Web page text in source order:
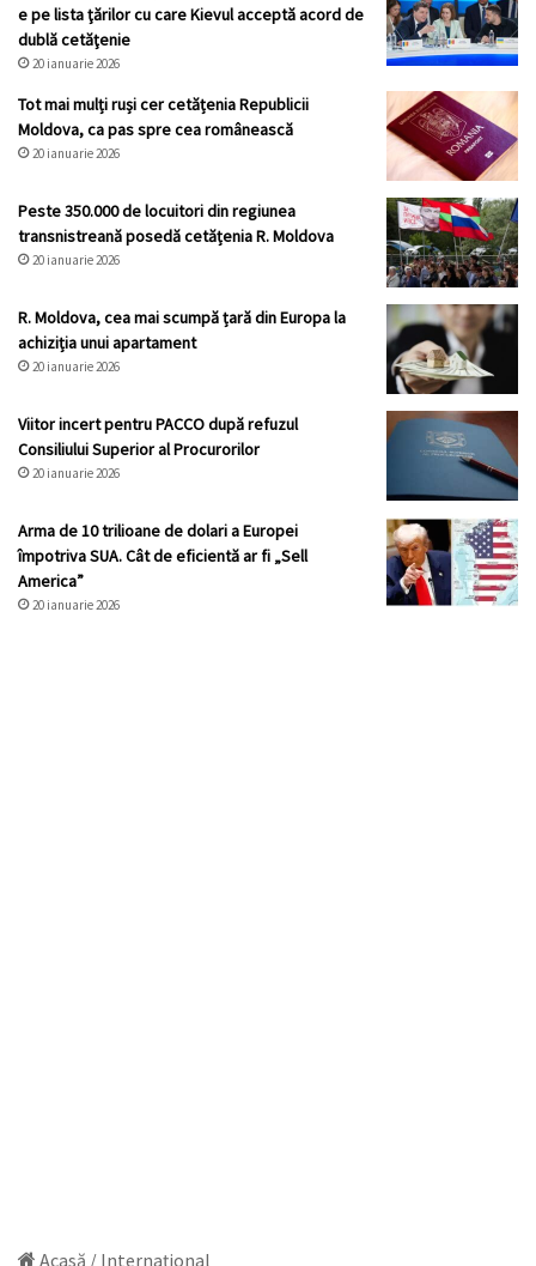
e pe lista ţărilor cu care Kievul acceptă acord de
dublă cetăţenie
20 ianuarie 2026
Tot mai mulți ruși cer cetățenia Republicii
Moldova, ca pas spre cea românească
20 ianuarie 2026
Peste 350.000 de locuitori din regiunea
transnistreană posedă cetățenia R. Moldova
20 ianuarie 2026
R. Moldova, cea mai scumpă țară din Europa la
achiziția unui apartament
20 ianuarie 2026
Viitor incert pentru PACCO după refuzul
Consiliului Superior al Procurorilor
20 ianuarie 2026
Arma de 10 trilioane de dolari a Europei
împotriva SUA. Cât de eficientă ar fi „Sell
America”
20 ianuarie 2026